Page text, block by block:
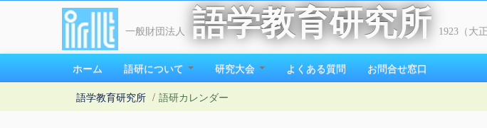
一般財団法人 語学教育研究所 1923（大
ホーム 語研について 研究大会 よくある質問 お問合せ窓口
語学教育研究所 / 語研カレンダー